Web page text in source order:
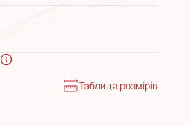
Таблиця розмірів